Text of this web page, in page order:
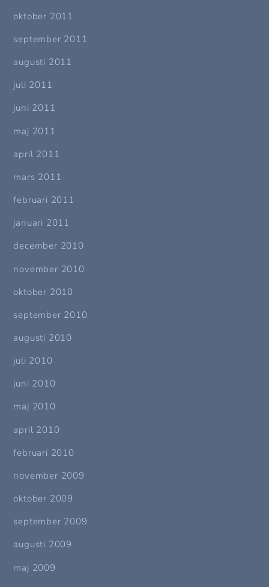
oktober 2011
september 2011
augusti 2011
juli 2011
juni 2011
maj 2011
april 2011
mars 2011
februari 2011
januari 2011
december 2010
november 2010
oktober 2010
september 2010
augusti 2010
juli 2010
juni 2010
maj 2010
april 2010
februari 2010
november 2009
oktober 2009
september 2009
augusti 2009
maj 2009